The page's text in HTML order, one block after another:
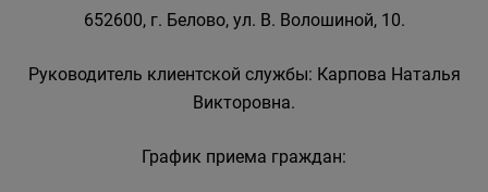
652600, г. Белово, ул. В. Волошиной, 10.
Руководитель клиентской службы: Карпова Наталья
Викторовна.
График приема граждан: